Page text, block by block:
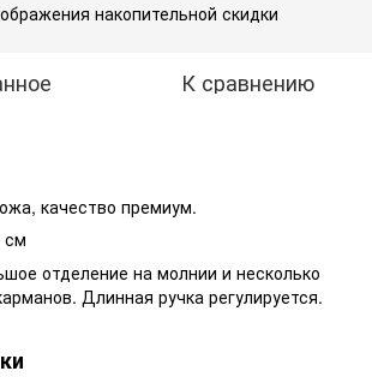
накопительной скидки
К сравнению
качество премиум.
см
отделение на молнии и несколько
Длинная ручка регулируется.